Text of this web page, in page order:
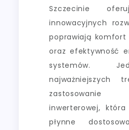
Szczecinie
innowacyjnych
poprawiają komfort
oraz efektywność
systemów.
najważniejszych
zastosowanie
inwerterowej,
płynne